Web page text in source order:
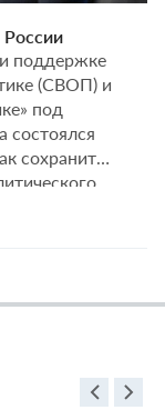
поддержке
(СВОП) и
под
состоялся
сохранить
тезисы